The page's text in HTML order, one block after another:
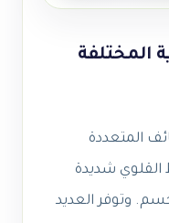
المختلفة
المتعددة
القلوي شديدة
وتوفر العديد